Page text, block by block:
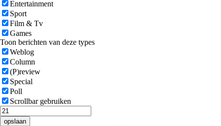
Entertainment
Sport
Film & Tv
Games
Toon berichten van deze types
Weblog
Column
(P)review
Special
Poll
Scrollbar gebruiken
opslaan